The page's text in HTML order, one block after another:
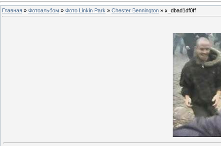
Главная » Фотоальбом » Фото Linkin Park » Chester Bennington » x_dbad1df0ff